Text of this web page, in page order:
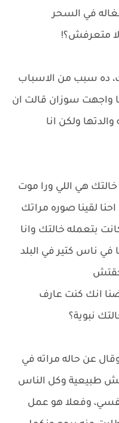
في السحر
متعرفش؟!
ده سبب من الاسباب
واجهت سوزان قالت ان
ولكن انا
هي اللي ورا موت
لقينا صوره مراتك
بتعمله خالتك وانا
ناس كتير في البلد
انك كنت عارف
نبوية؟
عن حاله مراته في
مش طبيعية وكل الناس
وفعلا هو عمل